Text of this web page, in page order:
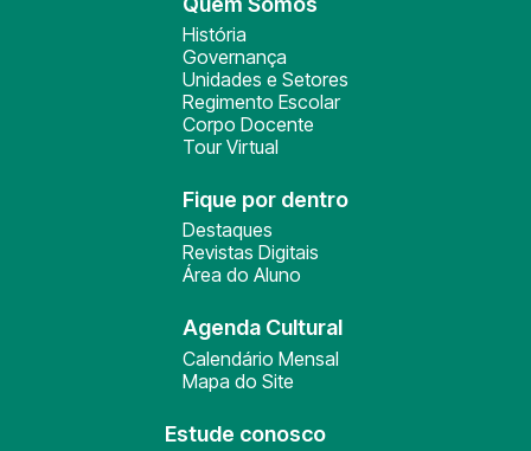
História
Governança
Unidades e Setores
Regimento Escolar
Corpo Docente
Tour Virtual
Fique por dentro
Destaques
Revistas Digitais
Área do Aluno
Agenda Cultural
Calendário Mensal
Mapa do Site
Estude conosco